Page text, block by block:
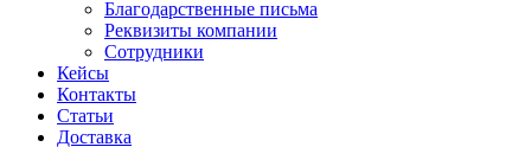
Благодарственные письма
Реквизиты компании
Сотрудники
Кейсы
Контакты
Статьи
Доставка